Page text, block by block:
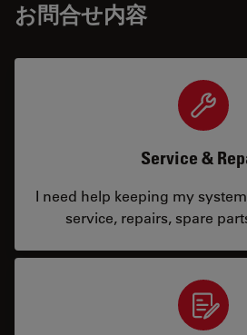
お問合せ内容
Service &
I need help keeping my
service, repairs, spare